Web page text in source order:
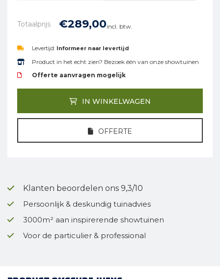
Totaalprijs €289,00incl. btw.
Levertijd: Informeer naar levertijd
Product in het echt zien? Bezoek één van onze showtuinen
Offerte aanvragen mogelijk
IN WINKELWAGEN
OFFERTE
Klanten beoordelen ons 9,3/10
Persoonlijk & deskundig tuinadvies
3000m² aan inspirerende showtuinen
Voor de particulier & professional